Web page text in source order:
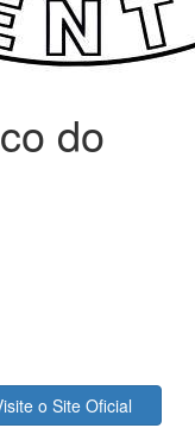
do
o Site Oficial